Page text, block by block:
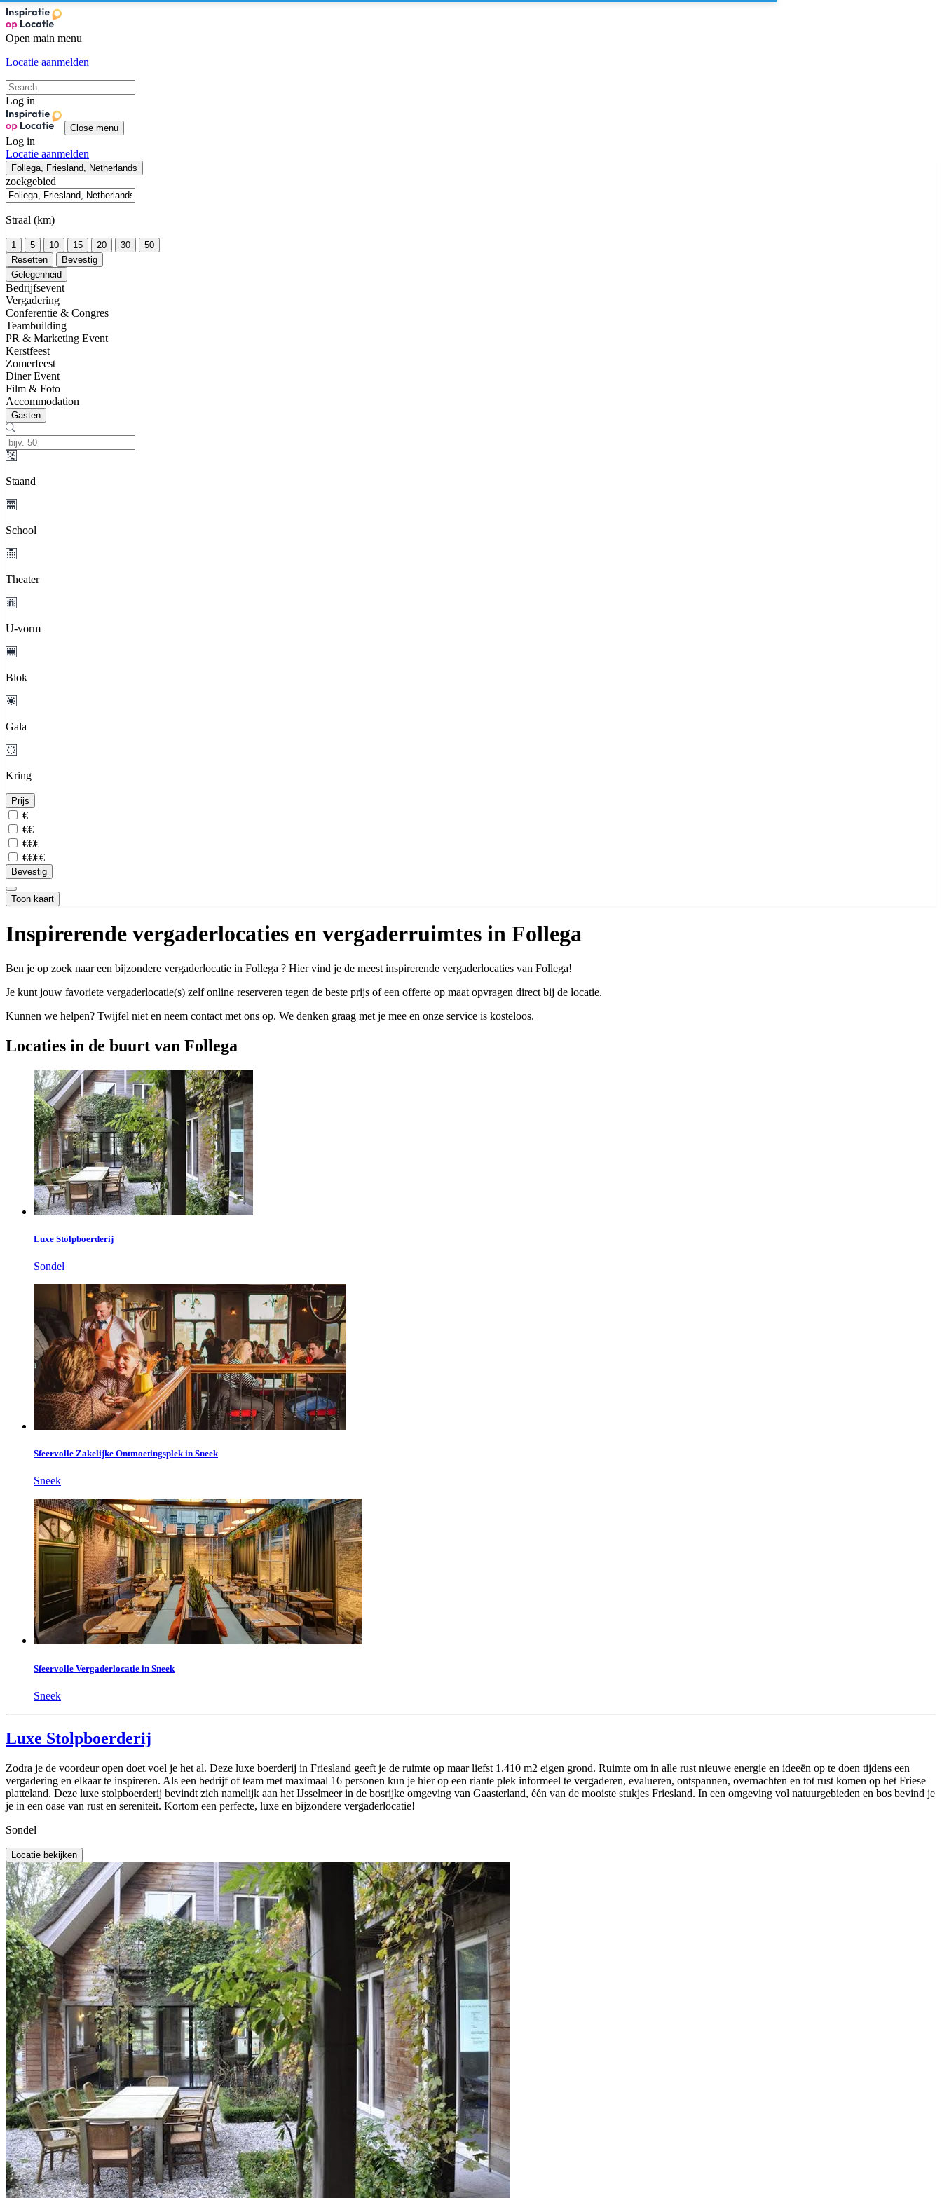
Open main menu
Locatie aanmelden
Log in
Close menu
Log in
Locatie aanmelden
Follega, Friesland, Netherlands
zoekgebied
Straal (km)
1 5 10 15 20 30
50
Resetten
Bevestig
Gelegenheid
Bedrijfsevent
Vergadering
Conferentie & Congres
Teambuilding
PR & Marketing Event
Kerstfeest
Zomerfeest
Diner Event
Film & Foto
Accommodation
Gasten
Staand
School
Theater
U-vorm
Blok
Gala
Kring
Prijs
€
€€
€€€
€€€€
Bevestig
Toon kaart
Inspirerende vergaderlocaties en vergaderruimtes in Follega
Ben je op zoek naar een bijzondere vergaderlocatie in Follega ? Hier vind je de meest inspirerende vergaderlocaties van Follega!
Je kunt jouw favoriete vergaderlocatie(s) zelf online reserveren tegen de beste prijs of een offerte op maat opvragen direct bij de locatie.
Kunnen we helpen? Twijfel niet en neem contact met ons op. We denken graag met je mee en onze service is kosteloos.
Locaties in de buurt van Follega
Luxe Stolpboerderij
Sondel
Sfeervolle Zakelijke Ontmoetingsplek in Sneek
Sneek
Sfeervolle Vergaderlocatie in Sneek
Sneek
Luxe Stolpboerderij
Zodra je de voordeur open doet voel je het al. Deze luxe boerderij in Friesland geeft je de ruimte op maar liefst 1.410 m2 eigen grond. Ruimte om in alle rust nieuwe energie en ideeën op te doen tijdens een
vergadering en elkaar te inspireren. Als een bedrijf of team met maximaal 16 personen kun je hier op een riante plek informeel te vergaderen, evalueren, ontspannen, overnachten en tot rust komen op het Friese
platteland. Deze luxe stolpboerderij bevindt zich namelijk aan het IJsselmeer in de bosrijke omgeving van Gaasterland, één van de mooiste stukjes Friesland. In een omgeving vol natuurgebieden en bos bevind je
je in een oase van rust en sereniteit. Kortom een perfecte, luxe en bijzondere vergaderlocatie!
Sondel
Locatie bekijken